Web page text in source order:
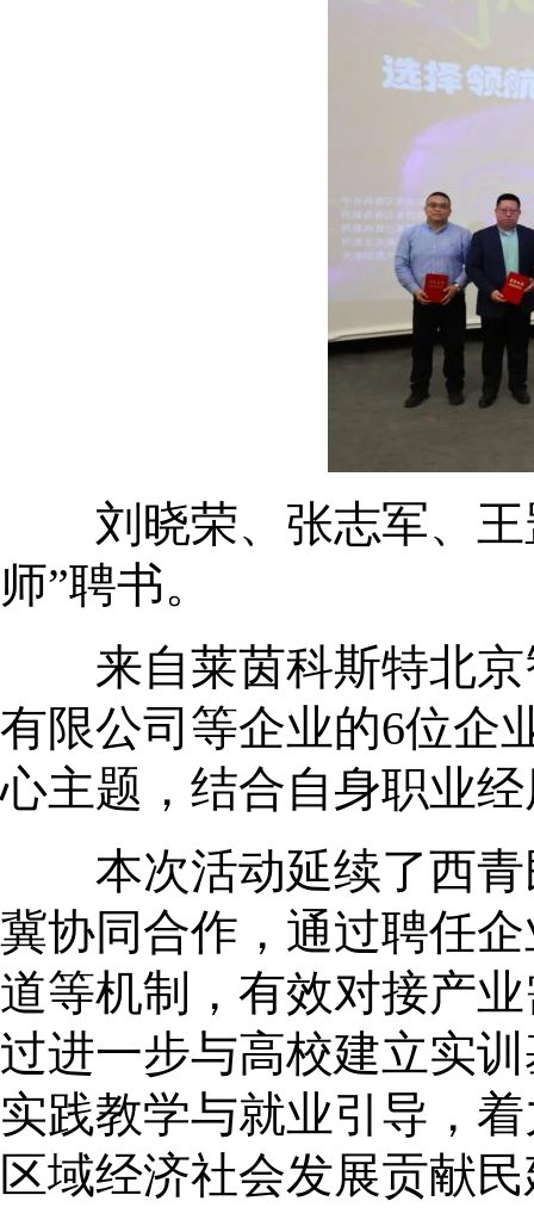
刘晓荣、张志军、王
师”聘书。
来自莱茵科斯特北京
有限公司等企业的6位企
心主题，结合自身职业
本次活动延续了西青
冀协同合作，通过聘任
道等机制，有效对接产
过进一步与高校建立实
实践教学与就业引导，
区域经济社会发展贡献